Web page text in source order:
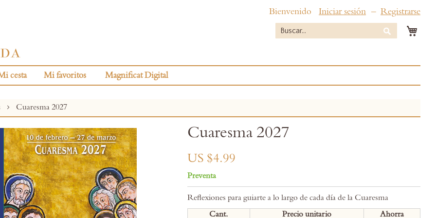
Bienvenido Iniciar sesión Registrarse
Buscar
cesta Mi favoritos Magnificat Digital
Cuaresma 2027
Cuaresma 2027
US $4.99
Preventa
Reflexiones para guiarte a lo largo de cada día de la Cuaresma
Cant.
Precio unitario
Ahorra